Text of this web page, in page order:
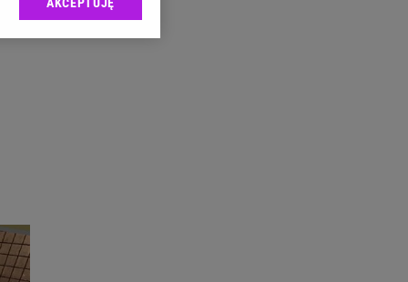
sp. z o.o., jej
Zmiana ustawień
celów identyfikacji.
reklam i treści,